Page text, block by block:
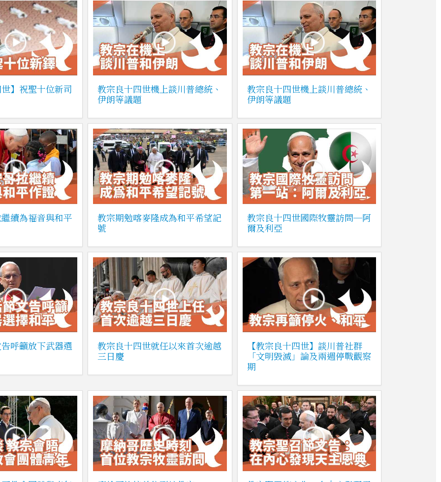
】祝聖十位新司
教宗良十四世機上談川普總統、
伊朗等議題
教宗良十四世機上談川普總統、
伊朗等議題
續為福音與和平
教宗期勉喀麥隆成為和平希望記
號
教宗良十四世國際牧靈訪問─阿
爾及利亞
呼籲放下武器選
教宗良十四世就任以來首次逾越
三日慶
【教宗良十四世】談川普社群
「文明毀滅」論及兩週停戰觀察
期